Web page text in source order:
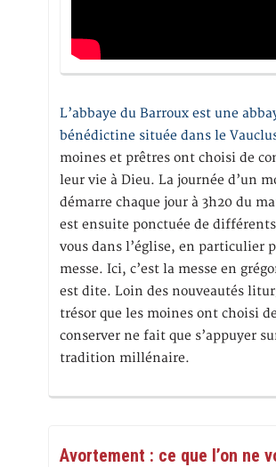
L’abbaye du Barroux est une
bénédictine située dans le
moines et prêtres ont choisi de
leur vie à Dieu. La journée d’un
démarre chaque jour à 3h20 du
est ensuite ponctuée de
vous dans l’église, en particulier
messe. Ici, c’est la messe en
est dite. Loin des nouveautés
trésor que les moines ont choisi
conserver ne fait que s’appuyer
tradition millénaire.
Avortement : ce que l’on ne